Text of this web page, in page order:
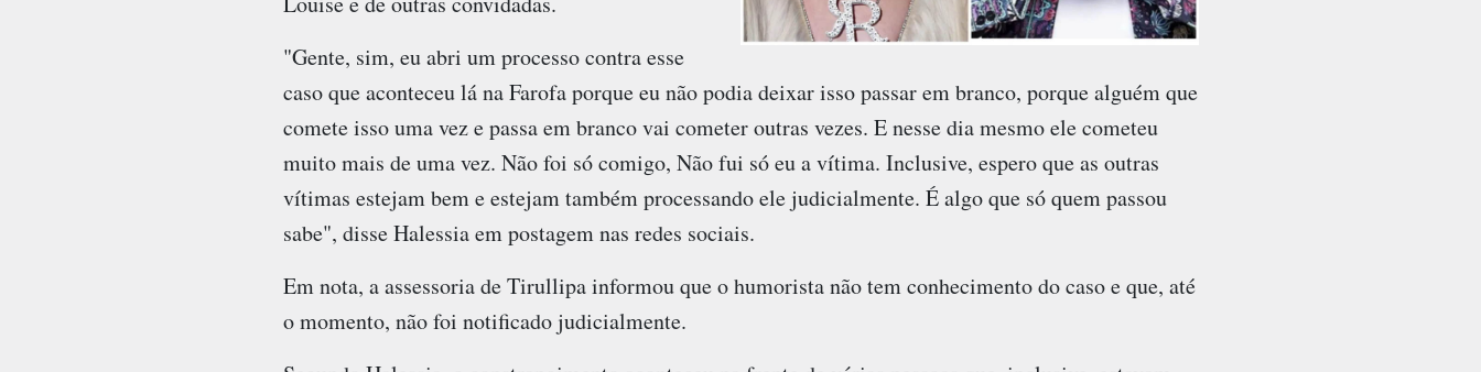
"Gente, sim, eu abri um processo contra esse
caso que aconteceu lá na Farofa porque eu não podia deixar isso passar em branco, porque alguém que
comete isso uma vez e passa em branco vai cometer outras vezes. E nesse dia mesmo ele cometeu
muito mais de uma vez. Não foi só comigo, Não fui só eu a vítima. Inclusive, espero que as outras
vítimas estejam bem e estejam também processando ele judicialmente. É algo que só quem passou
sabe", disse Halessia em postagem nas redes sociais.
Em nota, a assessoria de Tirullipa informou que o humorista não tem conhecimento do caso e que, até
o momento, não foi notificado judicialmente.